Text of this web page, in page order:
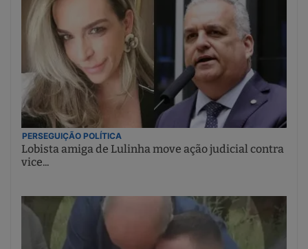
PERSEGUIÇÃO POLÍTICA
Lobista amiga de Lulinha move ação judicial contra
vice...